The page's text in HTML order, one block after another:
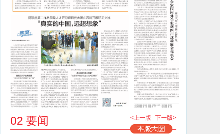
02 要闻 <上一版 下一版>